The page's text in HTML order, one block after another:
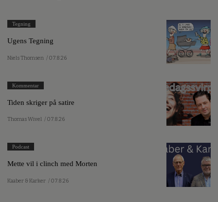
Tegning
Ugens Tegning
Niels Thomsen / 07.8.26
Kommentar
Tiden skriger på satire
Thomas Wivel / 07.8.26
Podcast
Mette vil i clinch med Morten
Kaaber & Karker / 07.8.26